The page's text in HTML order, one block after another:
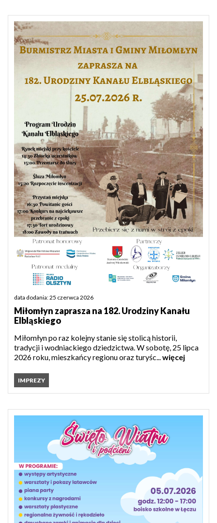
data dodania: 25 czerwca 2026
Miłomłyn zaprasza na 182. Urodziny Kanału
Elbląskiego
Miłomłyn po raz kolejny stanie się stolicą historii,
tradycji i wodniackiego dziedzictwa. W sobotę, 25 lipca
2026 roku, mieszkańcy regionu oraz turyśc...więcej
IMPREZY